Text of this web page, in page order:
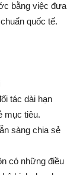
bằng việc đưa
quốc tế.
tác dài hạn
mục tiêu.
sàng chia sẻ
có những điều